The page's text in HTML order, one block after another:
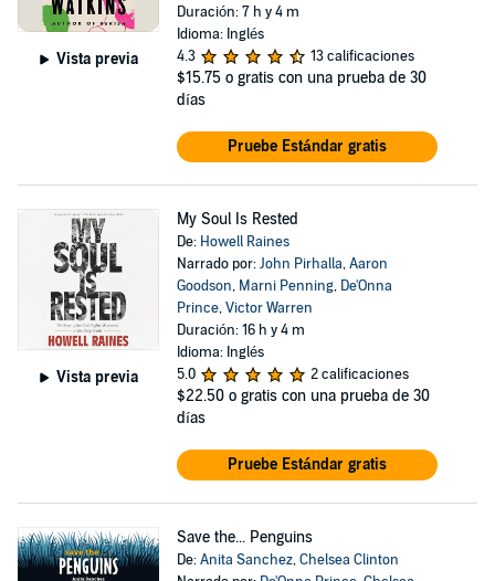
Vista previa
Duración: 7 h y 4 m
Idioma: Inglés
4.3
13 calificaciones
$15.75 o gratis con una prueba de 30
días
Pruebe Estándar gratis
Vista previa
My Soul Is Rested
De: Howell Raines
Narrado por:John Pirhalla,Aaron
Goodson, Marni Penning, De'Onna
Prince,Victor Warren
Duración: 16 h y 4 m
Idioma: Inglés
5.0
2 calificaciones
$22.50 o gratis con una prueba de 30
días
Pruebe Estándar gratis
Save the... Penguins
De:Anita Sanchez,Chelsea Clinton